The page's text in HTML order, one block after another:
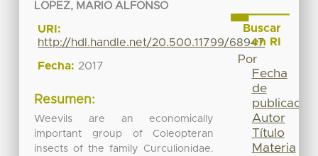
LOPEZ, MARIO ALFONSO
URI:
http://hdl.handle.net/20.500.11799/68947
Fecha: 2017
Resumen:
Weevils are an economically
important group of Coleopteran
insects of the family Curculionidae.
Buscar
en RI
Por
Fecha
de
publicación
Autor
Título
Materia